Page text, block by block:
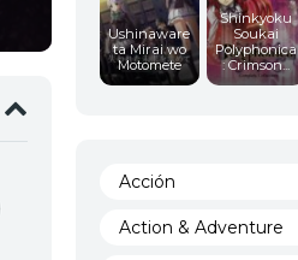
Ushinaware
ta Mirai wo
Motomete
Shinkyoku
Soukai
Polyphonica
: Crimson...
Acción
Action & Adventure